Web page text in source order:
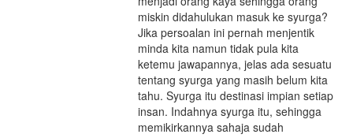
miskin didahulukan masuk ke syurga?
Jika persoalan ini pernah menjentik
minda kita namun tidak pula kita
ketemu jawapannya, jelas ada sesuatu
tentang syurga yang masih belum kita
tahu. Syurga itu destinasi impian setiap
insan. Indahnya syurga itu, sehingga
memikirkannya sahaja sudah